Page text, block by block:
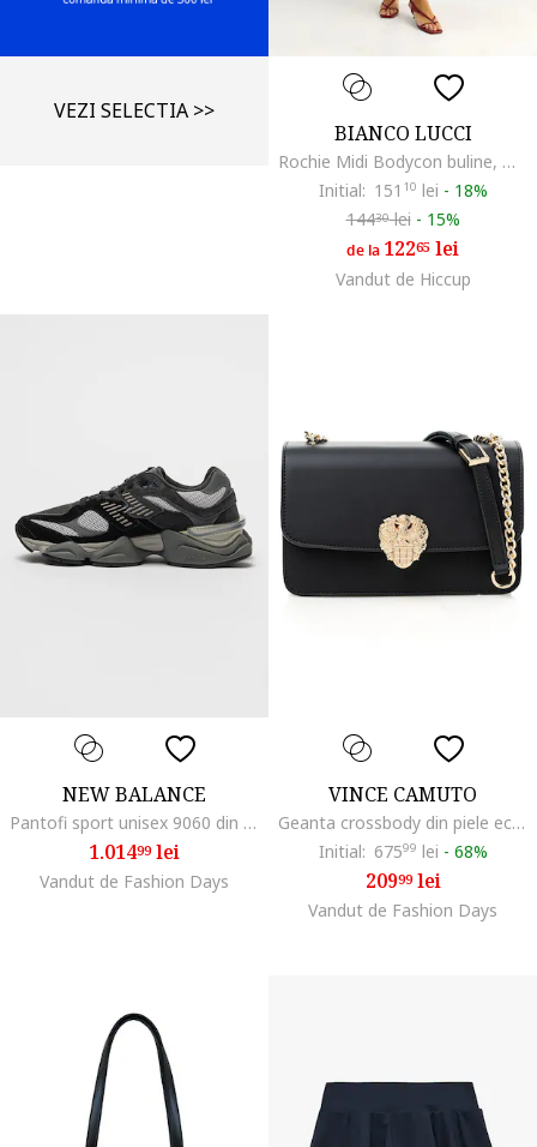
VEZI SELECTIA >>
BIANCO LUCCI
Rochie Midi Bodycon buline, maro, poliester
Initial: 151 10 lei - 18%
14430lei - 15%
de la 12265 lei
Vandut de Hiccup
NEW BALANCE
Pantofi sport unisex 9060 din piele intoarsa si plasa cu aspect masiv, Negru/Gri inchis
1.01499lei
Vandut de Fashion Days
VINCE CAMUTO
Geanta crossbody din piele ecologica cu bareta din lant, Negru
Initial: 67599 lei - 68%
20999lei
Vandut de Fashion Days